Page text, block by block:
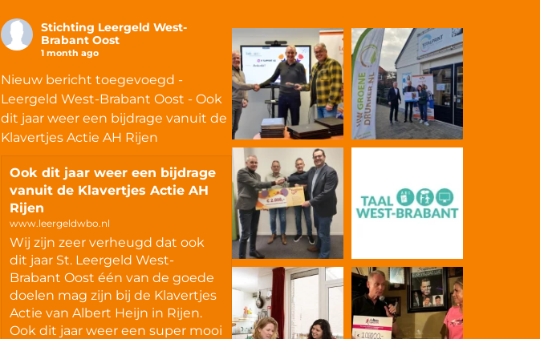
Stichting Leergeld West-
Brabant Oost
1 month ago
Nieuw bericht toegevoegd -
Leergeld West-Brabant Oost - Ook
dit jaar weer een bijdrage vanuit de
Klavertjes Actie AH Rijen
Ook dit jaar weer een bijdrage
vanuit de Klavertjes Actie AH
Rijen
www.leergeldwbo.nl
Wij zijn zeer verheugd dat ook
dit jaar St. Leergeld West-
Brabant Oost één van de goede
doelen mag zijn bij de Klavertjes
Actie van Albert Heijn in Rijen.
Ook dit jaar weer een super mooi